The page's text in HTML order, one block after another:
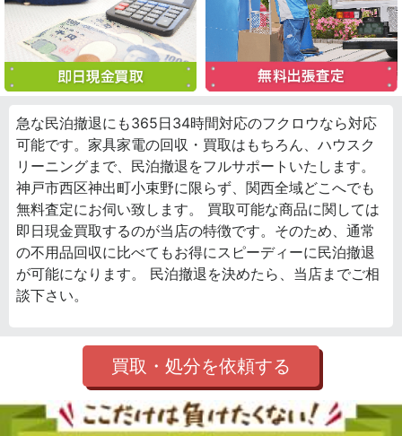
急な民泊撤退にも365日34時間対応のフクロウなら対応
可能です。家具家電の回収・買取はもちろん、ハウスク
リーニングまで、民泊撤退をフルサポートいたします。
神戸市西区神出町小束野に限らず、関西全域どこへでも
無料査定にお伺い致します。 買取可能な商品に関しては
即日現金買取するのが当店の特徴です。そのため、通常
の不用品回収に比べてもお得にスピーディーに民泊撤退
が可能になります。 民泊撤退を決めたら、当店までご相
談下さい。
買取・処分を依頼する